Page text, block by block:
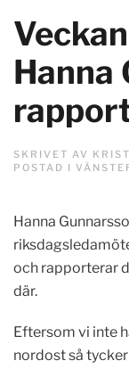
Hanna
SKRIVET AV
POSTAD I
Hanna
och rapporterar
där.
Eftersom vi inte
nordost så